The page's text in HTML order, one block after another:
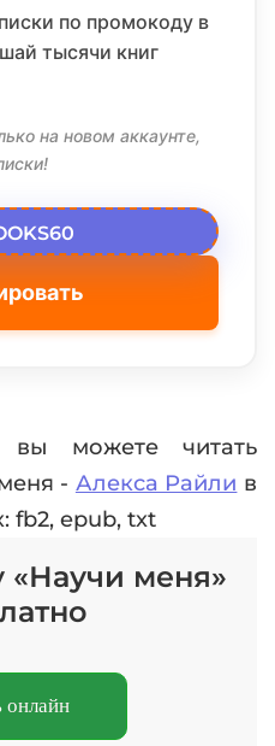
по промокоду в
тысячи книг
на новом аккаунте,
вы можете читать
- Алекса Райли в
fb2, epub, txt
«Научи меня»
онлайн